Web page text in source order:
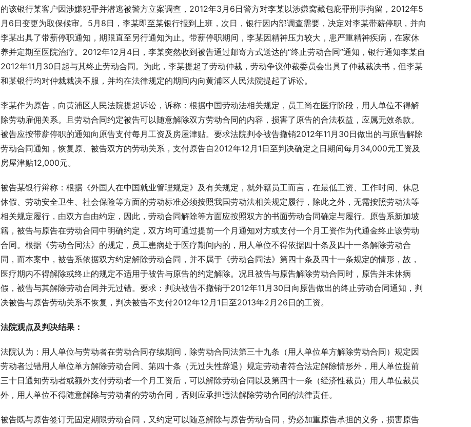
的该银行某客户因涉嫌犯罪并潜逃被警方立案调查，2012年3月6日警方对李某以涉嫌窝藏包庇罪刑事拘留，2012年5
月6日变更为取保候审。5月8日，李某即至某银行报到上班，次日，银行因内部调查需要，决定对李某带薪停职，并向
李某出具了带薪停职通知，期限直至另行通知为止。带薪停职期间，李某因精神压力较大，患严重精神疾病，在家休
养并定期至医院治疗。2012年12月4日，李某突然收到被告通过邮寄方式送达的“终止劳动合同”通知，银行通知李某自
2012年11月30日起与其终止劳动合同。为此，李某提起了劳动仲裁，劳动争议仲裁委员会出具了仲裁裁决书，但李某
和某银行均对仲裁裁决不服，并均在法律规定的期间内向黄浦区人民法院提起了诉讼。
李某作为原告，向黄浦区人民法院提起诉讼，诉称：根据中国劳动法相关规定，员工尚在医疗阶段，用人单位不得解
除劳动雇佣关系。且劳动合同约定被告可以随意解除双方劳动合同的内容，损害了原告的合法权益，应属无效条款。
被告应按带薪停职的通知向原告支付每月工资及房屋津贴。要求法院判令被告撤销2012年11月30日做出的与原告解除
劳动合同通知，恢复原、被告双方的劳动关系，支付原告自2012年12月1日至判决确定之日期间每月34,000元工资及
房屋津贴12,000元。
被告某银行辩称：根据《外国人在中国就业管理规定》及有关规定，就外籍员工而言，在最低工资、工作时间、休息
休假、劳动安全卫生、社会保险等方面的劳动标准必须按照我国劳动法相关规定履行，除此之外，无需按照劳动法等
相关规定履行，由双方自由约定，因此，劳动合同解除等方面应按照双方的书面劳动合同确定与履行。原告系新加坡
籍，被告与原告在劳动合同中明确约定，双方均可通过提前一个月通知对方或支付一个月工资作为代通金终止该劳动
合同。根据《劳动合同法》的规定，员工患病处于医疗期间内的，用人单位不得依据四十条及四十一条解除劳动合
同，而本案中，被告系依据双方约定解除劳动合同，并不属于《劳动合同法》第四十条及四十一条规定的情形，故，
医疗期内不得解除或终止的规定不适用于被告与原告的约定解除。况且被告与原告解除劳动合同时，原告并未休病
假，被告与其解除劳动合同并无过错。要求：判决被告不撤销于2012年11月30日向原告做出的终止劳动合同通知，判
决被告与原告劳动关系不恢复，判决被告不支付2012年12月1日至2013年2月26日的工资。
法院观点及判决结果：
法院认为：用人单位与劳动者在劳动合同存续期间，除劳动合同法第三十九条（用人单位单方解除劳动合同）规定因
劳动者过错用人单位单方解除劳动合同、第四十条（无过失性辞退）规定劳动者符合法定解除情形外，用人单位提前
三十日通知劳动者或额外支付劳动者一个月工资后，可以解除劳动合同以及第四十一条（经济性裁员）用人单位裁员
外，用人单位不得随意解除与劳动者的劳动合同，否则应承担违法解除劳动合同的法律责任。
被告既与原告签订无固定期限劳动合同，又约定可以随意解除与原告劳动合同，势必加重原告承担的义务，损害原告